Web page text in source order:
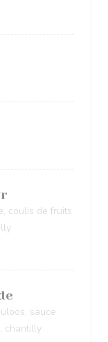
coulis de fruits
sauce
chantilly